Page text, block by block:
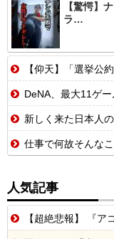
【驚愕】
ラ…
【仰天】「選挙公約ですが、、、?
DeNA、最大11ゲーム差
新しく来た日本人の先生
仕事で何故そんなことしたか
人気記事
【超絶悲報】 『ア